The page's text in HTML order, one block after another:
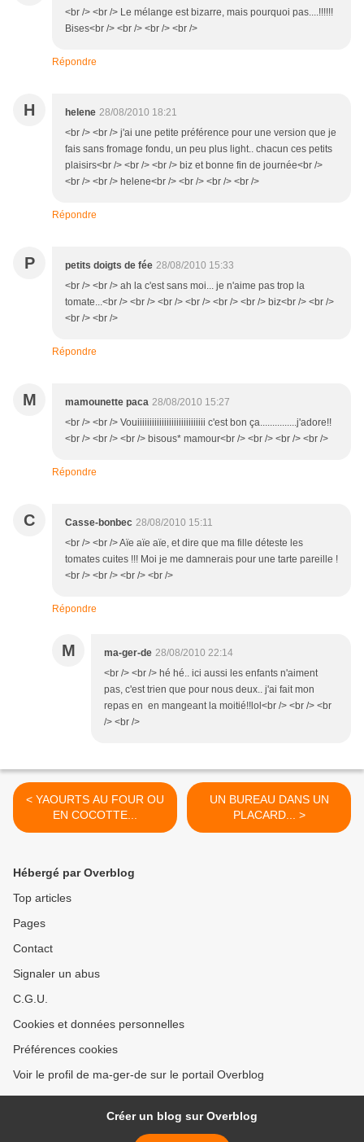
<br /> <br /> Le mélange est bizarre, mais pourquoi pas....!!!!!!
Bises<br /> <br /> <br /> <br />
Répondre
H helene 28/08/2010 18:21
<br /> <br /> j'ai une petite préférence pour une version que je
fais sans fromage fondu, un peu plus light.. chacun ces petits
plaisirs<br /> <br /> <br /> biz et bonne fin de journée<br />
<br /> <br /> helene<br /> <br /> <br /> <br />
Répondre
P petits doigts de fée 28/08/2010 15:33
<br /> <br /> ah la c'est sans moi... je n'aime pas trop la
tomate...<br /> <br /> <br /> <br /> <br /> <br /> biz<br /> <br />
<br /> <br />
Répondre
M mamounette paca 28/08/2010 15:27
<br /> <br /> Vouiiiiiiiiiiiiiiiiiiiiiiiiiiii c'est bon ça...............j'adore!!
<br /> <br /> <br /> bisous* mamour<br /> <br /> <br /> <br />
Répondre
C Casse-bonbec 28/08/2010 15:11
<br /> <br /> Aïe aïe aïe, et dire que ma fille déteste les
tomates cuites !!! Moi je me damnerais pour une tarte pareille !
<br /> <br /> <br /> <br />
Répondre
M ma-ger-de 28/08/2010 22:14
<br /> <br /> hé hé.. ici aussi les enfants n'aiment
pas, c'est trien que pour nous deux.. j'ai fait mon
repas en en mangeant la moitié!!lol<br /> <br /> <br
/> <br />
< YAOURTS AU FOUR OU
EN COCOTTE...
UN BUREAU DANS UN
PLACARD... >
Hébergé par Overblog
Top articles
Pages
Contact
Signaler un abus
C.G.U.
Cookies et données personnelles
Préférences cookies
Voir le profil de ma-ger-de sur le portail Overblog
Créer un blog sur Overblog